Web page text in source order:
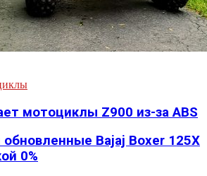
мотоциклы Z900 из-за ABS
Bajaj Boxer 125X
0%